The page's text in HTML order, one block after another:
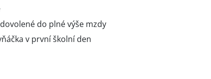
do plné výše mzdy
v první školní den